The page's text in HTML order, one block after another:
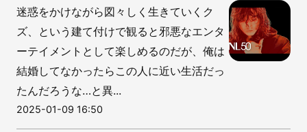
迷惑をかけながら図々しく生きていくク
ズ、という建て付けで観ると邪悪なエンタ
ーテイメントとして楽しめるのだが、俺は
結婚してなかったらこの人に近い生活だっ
たんだろうな…と異...
2025-01-09 16:50